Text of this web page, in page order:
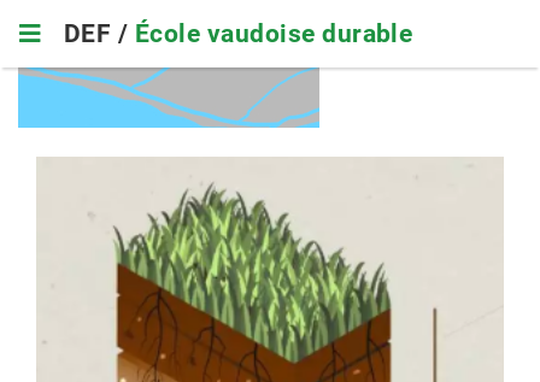
main
DEF / École vaudoise durable